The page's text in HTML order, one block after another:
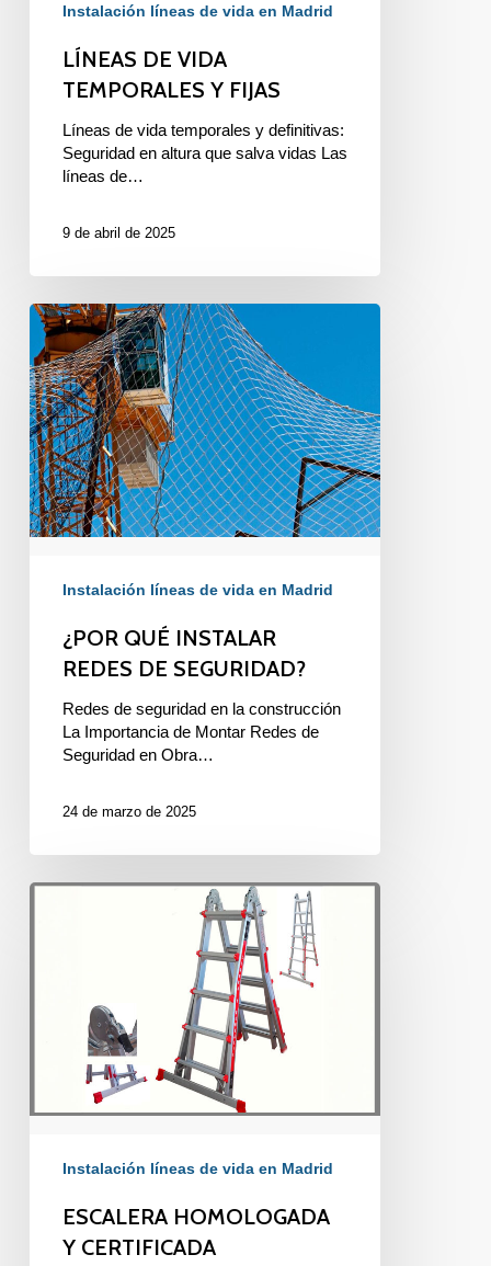
Instalación líneas de vida en Madrid
LÍNEAS DE VIDA
TEMPORALES Y FIJAS
Líneas de vida temporales y definitivas:
Seguridad en altura que salva vidas Las
líneas de…
9 de abril de 2025
¿POR
QUÉ
INSTALAR
REDES
DE
SEGURIDAD?
Instalación líneas de vida en Madrid
¿POR QUÉ INSTALAR
REDES DE SEGURIDAD?
Redes de seguridad en la construcción
La Importancia de Montar Redes de
Seguridad en Obra…
24 de marzo de 2025
ESCALERA
Instalación líneas de vida en Madrid
ESCALERA HOMOLOGADA
Y CERTIFICADA